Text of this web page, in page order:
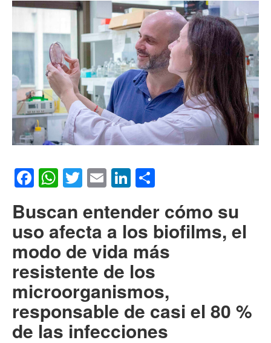
Facebook
WhatsApp
Twitter
EmailLinkedIn
Buscan entender cómo su
uso afecta a los biofilms, el
modo de vida más
resistente de los
microorganismos,
responsable de casi el 80 %
de las infecciones